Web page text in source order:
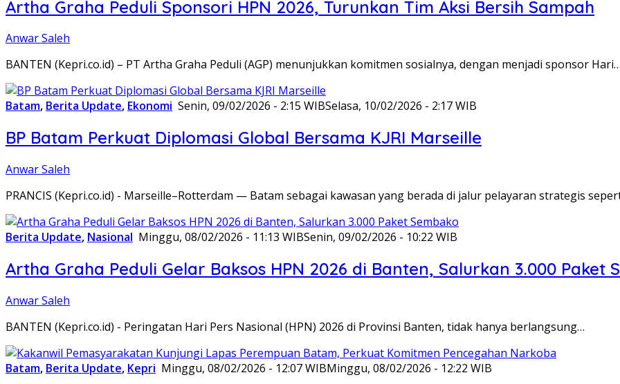
Artha Graha Peduli Sponsori HPN 2026, Turunkan Tim Aksi Bersih Sampah
Anwar Saleh
BANTEN (Kepri.co.id) – PT Artha Graha Peduli (AGP) menunjukkan komitmen sosialnya, dengan menjadi sponsor Hari…
Batam, Berita Update, Ekonomi Senin, 09/02/2026 - 2:15 WIBSelasa, 10/02/2026 - 2:17 WIB
BP Batam Perkuat Diplomasi Global Bersama KJRI Marseille
Anwar Saleh
PRANCIS (Kepri.co.id) - Marseille–Rotterdam — Batam sebagai kawasan yang berada di jalur pelayaran strategis
Berita Update, Nasional Minggu, 08/02/2026 - 11:13 WIBSenin, 09/02/2026 - 10:22 WIB
Artha Graha Peduli Gelar Baksos HPN 2026 di Banten, Salurkan 3.000 Paket
Anwar Saleh
BANTEN (Kepri.co.id) - Peringatan Hari Pers Nasional (HPN) 2026 di Provinsi Banten, tidak hanya berlangsung…
Batam, Berita Update, Kepri Minggu, 08/02/2026 - 12:07 WIBMinggu, 08/02/2026 - 12:22 WIB